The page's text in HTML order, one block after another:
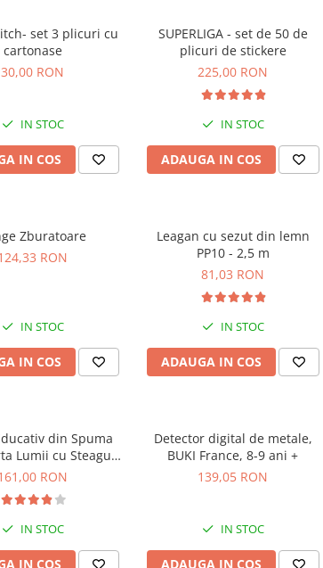
set 3 plicuri cu
cartonase
30,00 RON
IN STOC
IN COS
SUPERLIGA - set de 50 de
plicuri de stickere
225,00 RON
IN STOC
ADAUGA IN COS
Zburatoare
RON
IN STOC
IN COS
Leagan cu sezut din lemn
PP10 - 2,5 m
81,03 RON
IN STOC
ADAUGA IN COS
din Spuma
Lumii cu Steaguri
Imagimake, 5 ani+
RON
IN STOC
IN COS
Detector digital de metale,
BUKI France, 8-9 ani +
139,05 RON
IN STOC
ADAUGA IN COS